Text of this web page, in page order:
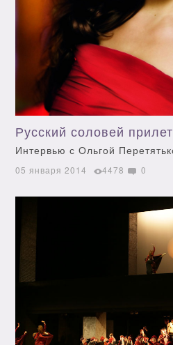
Русский соловей
Интервью с Ольгой
05 января 2014 4478 0